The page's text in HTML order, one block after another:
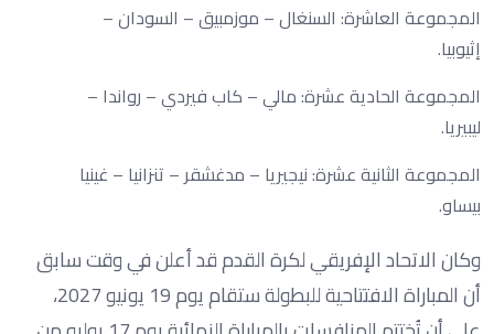
المجموعة العاشرة: السنغال – موزمبيق – السودان –
إثيوبيا.
المجموعة الحادية عشرة: مالي – كاب فيردي – رواندا –
ليبيريا.
المجموعة الثانية عشرة: نيجيريا – مدغشقر – تنزانيا – غينيا
بيساو.
وكان الاتحاد الإفريقي لكرة القدم قد أعلن في وقت سابق
أن المباراة الافتتاحية للبطولة ستقام يوم 19 يونيو 2027،